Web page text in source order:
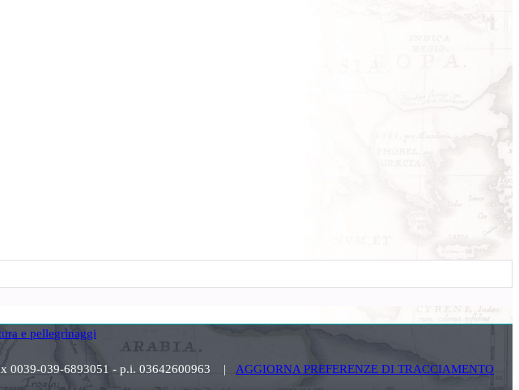
0039-039-6893051 - p.i. 03642600963 | AGGIORNA PREFERENZE DI TRACCIAMENTO